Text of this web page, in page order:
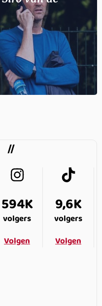
594K
volgers
Volgen
9,6K
volgers
Volgen